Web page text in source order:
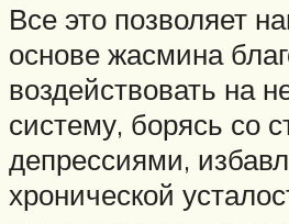
Все это позволяет
основе жасмина
воздействовать на
систему, борясь со
депрессиями,
хронической